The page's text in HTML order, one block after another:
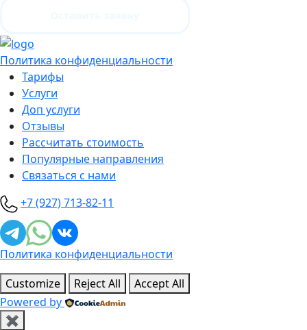
Политика конфиденциальности
Тарифы
Услуги
Доп услуги
Отзывы
Рассчитать стоимость
Популярные направления
Связаться с нами
+7 (927) 713-82-11
Политика конфиденциальности
Customize
Reject All
Accept All
Powered by
✖